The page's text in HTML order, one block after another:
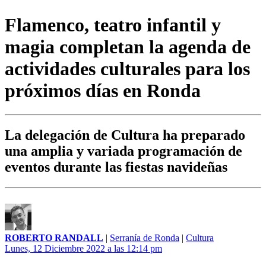
Flamenco, teatro infantil y
magia completan la agenda de
actividades culturales para los
próximos días en Ronda
La delegación de Cultura ha preparado
una amplia y variada programación de
eventos durante las fiestas navideñas
ROBERTO RANDALL | Serranía de Ronda | Cultura
Lunes, 12 Diciembre 2022 a las 12:14 pm